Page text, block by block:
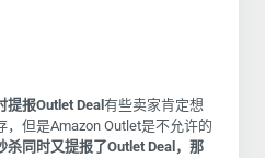
提报Outlet Deal 有些卖家肯定想
但是Amazon Outlet是不允许的
杀同时又提报了Outlet Deal，那